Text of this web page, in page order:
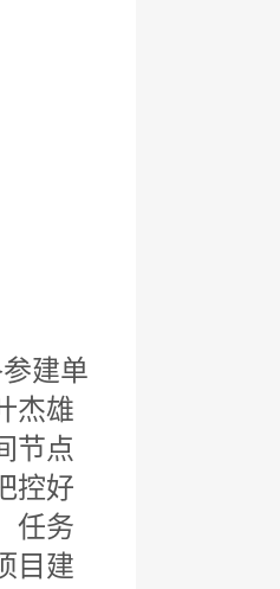
建单
杰雄
节点
控好
任务
目建